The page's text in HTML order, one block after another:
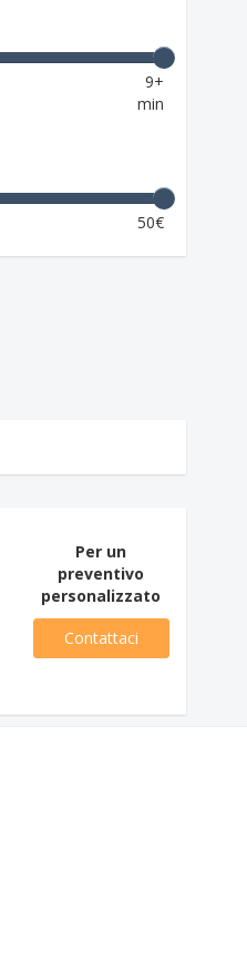
9+
min
50€
Per un
preventivo
personalizzato
Contattaci